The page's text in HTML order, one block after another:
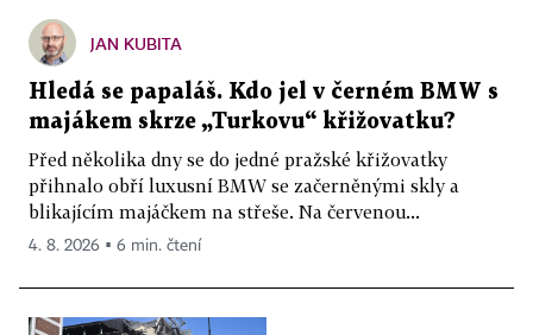
JAN KUBITA
Hledá se papaláš. Kdo jel v černém BMW s
majákem skrze „Turkovu“ křižovatku?
Před několika dny se do jedné pražské křižovatky
přihnalo obří luxusní BMW se začerněnými skly a
blikajícím majáčkem na střeše. Na červenou...
4. 8. 2026 ▪ 6 min. čtení